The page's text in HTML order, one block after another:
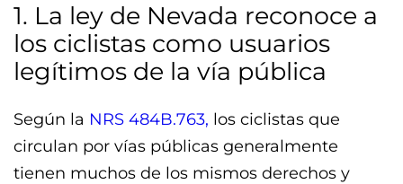
1. La ley de Nevada reconoce a
los ciclistas como usuarios
legítimos de la vía pública
Según la NRS 484B.763, los ciclistas que
circulan por vías públicas generalmente
tienen muchos de los mismos derechos y